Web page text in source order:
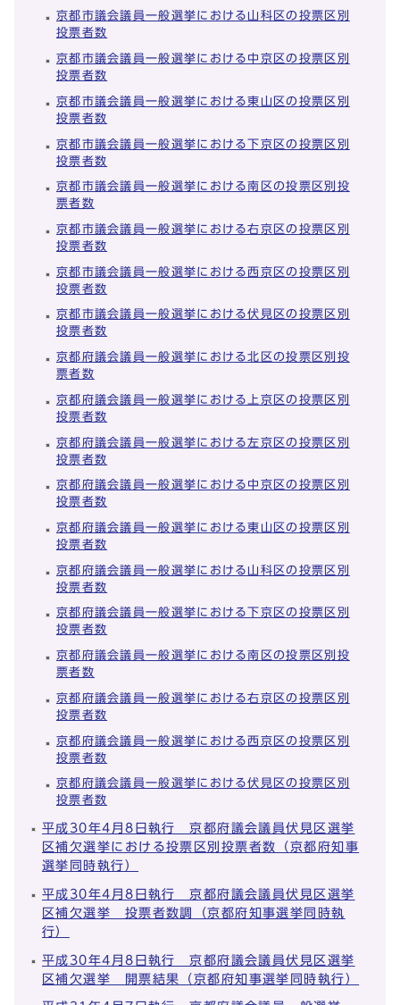
京都市議会議員一般選挙における山科区の投票区別
投票者数
京都市議会議員一般選挙における中京区の投票区別
投票者数
京都市議会議員一般選挙における東山区の投票区別
投票者数
京都市議会議員一般選挙における下京区の投票区別
投票者数
京都市議会議員一般選挙における南区の投票区別投
票者数
京都市議会議員一般選挙における右京区の投票区別
投票者数
京都市議会議員一般選挙における西京区の投票区別
投票者数
京都市議会議員一般選挙における伏見区の投票区別
投票者数
京都府議会議員一般選挙における北区の投票区別投
票者数
京都府議会議員一般選挙における上京区の投票区別
投票者数
京都府議会議員一般選挙における左京区の投票区別
投票者数
京都府議会議員一般選挙における中京区の投票区別
投票者数
京都府議会議員一般選挙における東山区の投票区別
投票者数
京都府議会議員一般選挙における山科区の投票区別
投票者数
京都府議会議員一般選挙における下京区の投票区別
投票者数
京都府議会議員一般選挙における南区の投票区別投
票者数
京都府議会議員一般選挙における右京区の投票区別
投票者数
京都府議会議員一般選挙における西京区の投票区別
投票者数
京都府議会議員一般選挙における伏見区の投票区別
投票者数
平成30年4月8日執行 京都府議会議員伏見区選挙
区補欠選挙における投票区別投票者数（京都府知事
選挙同時執行）
平成30年4月8日執行 京都府議会議員伏見区選挙
区補欠選挙 投票者数調（京都府知事選挙同時執
行）
平成30年4月8日執行 京都府議会議員伏見区選挙
区補欠選挙 開票結果（京都府知事選挙同時執行）